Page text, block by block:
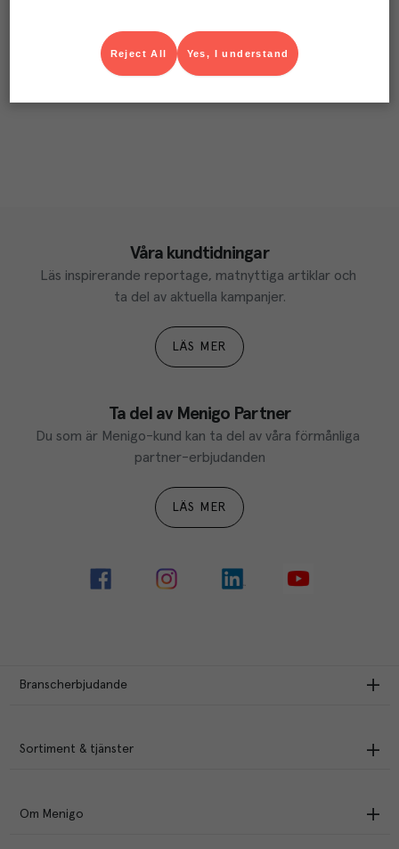
Våra kundtidningar
Läs inspirerande reportage, matnyttiga artiklar och
ta del av aktuella kampanjer.
LÄS MER
Ta del av Menigo Partner
Du som är Menigo-kund kan ta del av våra förmånliga
partner-erbjudanden
LÄS MER
Branscherbjudande
Sortiment & tjänster
Om Menigo
Yes, I understand
Reject All